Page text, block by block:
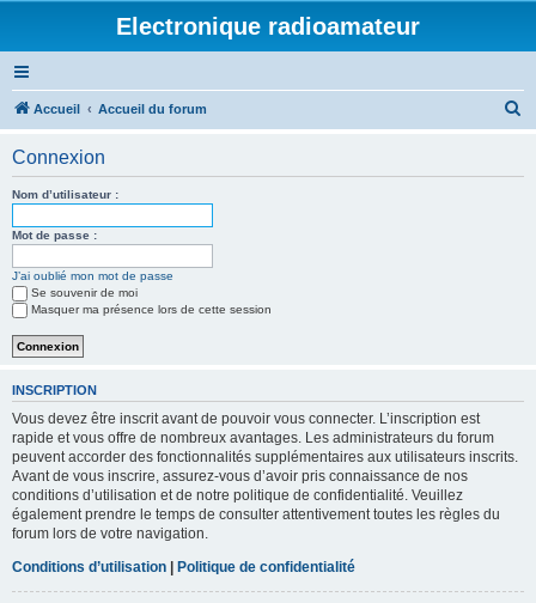
Electronique radioamateur
Accueil Accueil du forum
Connexion
Nom d’utilisateur :
Mot de passe :
J’ai oublié mon mot de passe
Se souvenir de moi
Masquer ma présence lors de cette session
INSCRIPTION
Vous devez être inscrit avant de pouvoir vous connecter. L’inscription est
rapide et vous offre de nombreux avantages. Les administrateurs du forum
peuvent accorder des fonctionnalités supplémentaires aux utilisateurs inscrits.
Avant de vous inscrire, assurez-vous d’avoir pris connaissance de nos
conditions d’utilisation et de notre politique de confidentialité. Veuillez
également prendre le temps de consulter attentivement toutes les règles du
forum lors de votre navigation.
Conditions d’utilisation | Politique de confidentialité